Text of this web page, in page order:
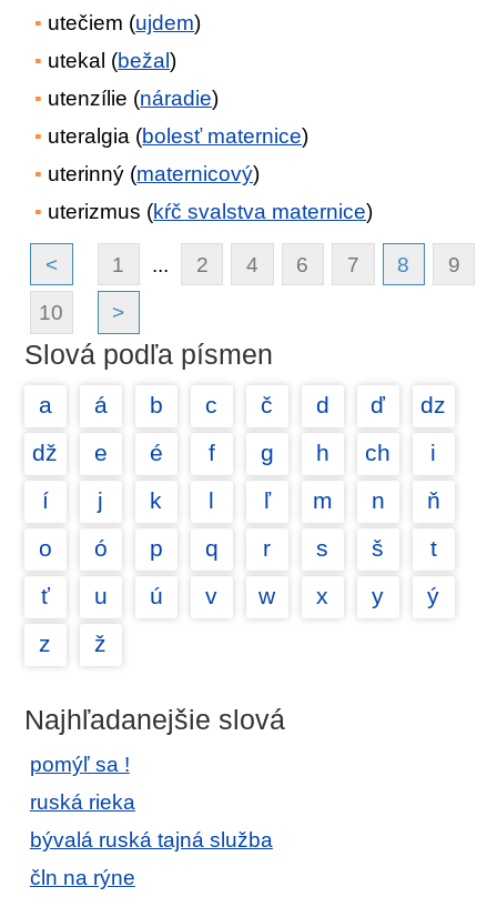
utečiem (ujdem)
utekal (bežal)
utenzílie (náradie)
uteralgia (bolesť maternice)
uterinný (maternicový)
uterizmus (kŕč svalstva maternice)
< 1 ... 2 4 6 7 8 9
10 >
Slová podľa písmen
a á b c č d ď
dz
dž
e é f g h ch
i
í
j k l ľ m n
ň
o
ó p q r s š
t
ť
u ú v w x y
ý
z
ž
Najhľadanejšie slová
pomýľ sa !
ruská rieka
bývalá ruská tajná služba
čln na rýne